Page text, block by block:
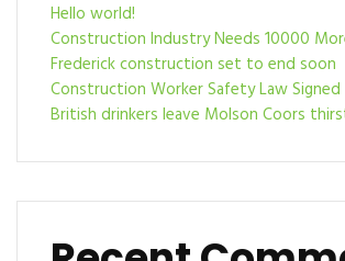
Hello world!
Construction Industry Needs 10000
Frederick construction set to end soon
Construction Worker Safety Law Signed
British drinkers leave Molson Coors